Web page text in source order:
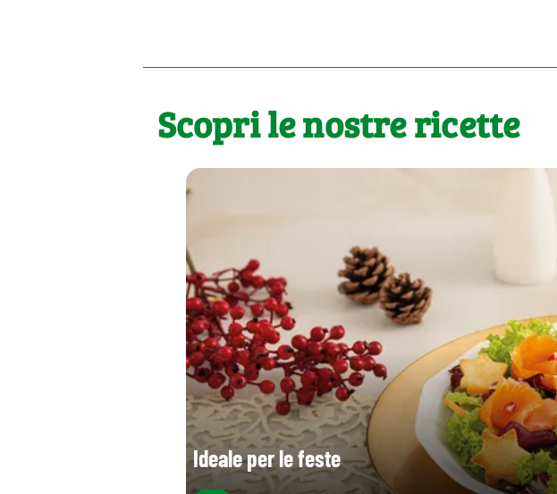
Scopri le nostre ricette
Ideale per le feste